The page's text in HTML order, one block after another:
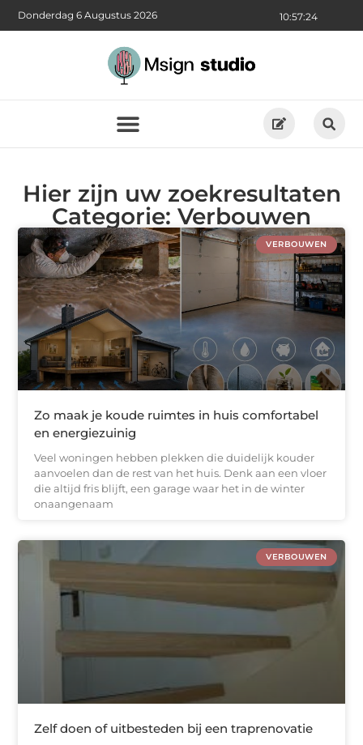
10:57:25
Donderdag 6 Augustus 2026
Hier zijn uw zoekresultaten
Categorie: Verbouwen
VERBOUWEN
Zo maak je koude ruimtes in huis comfortabel
en energiezuinig
Veel woningen hebben plekken die duidelijk kouder
aanvoelen dan de rest van het huis. Denk aan een vloer
die altijd fris blijft, een garage waar het in de winter
onaangenaam
VERBOUWEN
Zelf doen of uitbesteden bij een traprenovatie